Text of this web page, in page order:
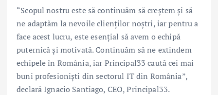
“Scopul nostru este să continuăm să creștem și să
ne adaptăm la nevoile clienților noștri, iar pentru a
face acest lucru, este esențial să avem o echipă
puternică și motivată. Continuăm să ne extindem
echipele în România, iar Principal33 caută cei mai
buni profesioniști din sectorul IT din România”,
declară Ignacio Santiago, CEO, Principal33.